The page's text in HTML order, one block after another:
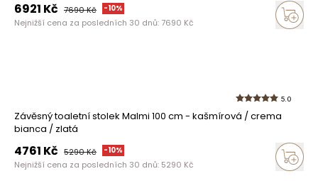
6921 Kč 7690Kč -10%
Nejnižší cena za posledních 30 dnů: 7690 Kč
5.0
Závěsný toaletní stolek Malmi 100 cm - kašmírová / crema
bianca / zlatá
4761 Kč 5290Kč -10%
Nejnižší cena za posledních 30 dnů: 5290 Kč